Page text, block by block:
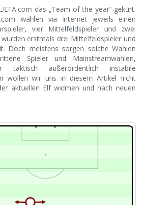
das „Team of the year“ gekürt.
wählen via Internet jeweils einen
vier Mittelfeldspieler und zwei
erstmals drei Mittelfeldspieler und
Doch meistens sorgen solche Wahlen
Spieler und Mainstreamwahlen,
außerordentlich instabile
wollen wir uns in diesem Artikel nicht
aktuellen Elf widmen und nach neuen